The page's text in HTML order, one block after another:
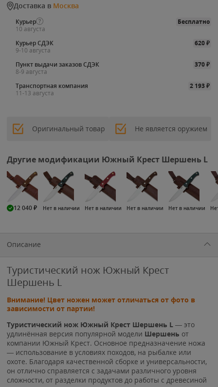
Доставка в Москва
Курьер
Бесплатно
10 августа
Курьер СДЭК
620₽
9-10 августа
Пункт выдачи заказов СДЭК
370₽
8-9 августа
Транспортная компания
2 193₽
11-13 августа
Оригинальный товар Не является оружием
Другие модификации Южный Крест Шершень L
12 040₽ Нет в наличии Нет в наличии Нет в наличии Нет в наличии
Описание
Туристический нож Южный Крест
Шершень L
Внимание! Цвет ножен может отличаться от фото в
зависимости от партии!
Туристический нож Южный Крест Шершень L — это
удлинённая версия популярной модели Шершень от
компании Южный Крест. Основное предназначение ножа
— использование в условиях походов, на рыбалке или
охоте. Благодаря качественной сборке и универсальности,
он отлично справляется с задачами различного уровня
сложности, от разделки продуктов до работы с древесиной